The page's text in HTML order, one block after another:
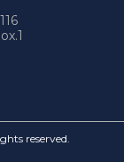
reserved.